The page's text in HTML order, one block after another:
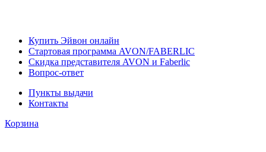
Купить Эйвон онлайн
Стартовая программа AVON/FABERLIC
Скидка представителя AVON и Faberlic
Вопрос-ответ
Пункты выдачи
Контакты
Корзина